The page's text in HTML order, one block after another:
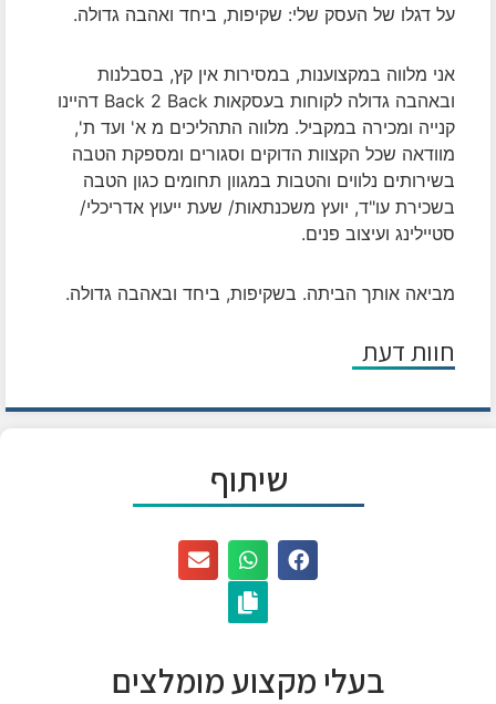
על דגלו של העסק שלי: שקיפות, ביחד ואהבה גדולה.
אני מלווה במקצוענות, במסירות אין קץ, בסבלנות
ובאהבה גדולה לקוחות בעסקאות Back 2 Back דהיינו
קנייה ומכירה במקביל. מלווה התהליכים מ א' ועד ת',
מוודאה שכל הקצוות הדוקים וסגורים ומספקת הטבה
בשירותים נלווים והטבות במגוון תחומים כגון הטבה
בשכירת עו"ד, יועץ משכנתאות/ שעת ייעוץ אדריכלי/
סטיילינג ועיצוב פנים.
מביאה אותך הביתה. בשקיפות, ביחד ובאהבה גדולה.
חוות דעת
שיתוף
בעלי מקצוע מומלצים